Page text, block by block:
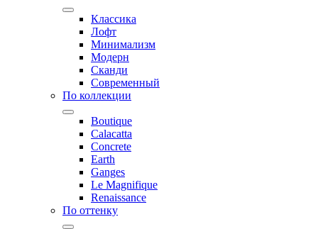
Классика
Лофт
Минимализм
Модерн
Сканди
Современный
По коллекции
Boutique
Calacatta
Concrete
Earth
Ganges
Le Magnifique
Renaissance
По оттенку